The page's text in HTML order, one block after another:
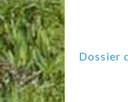
Dossier